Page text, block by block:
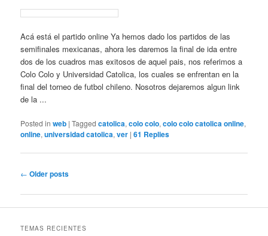
Acá está el partido online Ya hemos dado los partidos de las
semifinales mexicanas, ahora les daremos la final de ida entre
dos de los cuadros mas exitosos de aquel pais, nos referimos a
Colo Colo y Universidad Catolica, los cuales se enfrentan en la
final del torneo de futbol chileno. Nosotros dejaremos algun link
de la ...
Posted in web |Tagged catolica,colo colo,colo colo catolica online,
online,universidad catolica,ver |61 Replies
Post
← Older posts
TEMAS RECIENTES